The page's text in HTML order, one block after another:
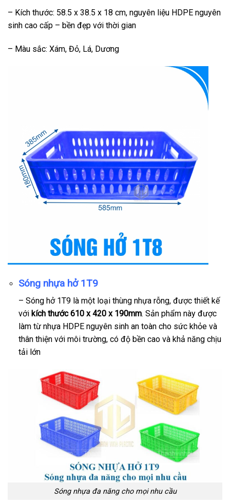
– Kích thước: 58.5 x 38.5 x 18 cm, nguyên liệu HDPE nguyên
sinh cao cấp – bền đẹp với thời gian
– Màu sắc: Xám, Đỏ, Lá, Dương
Sóng nhựa hở 1T9
– Sóng hở 1T9 là một loại thùng nhựa rỗng, được thiết kế
với kích thước 610 x 420 x 190mm. Sản phẩm này được
làm từ nhựa HDPE nguyên sinh an toàn cho sức khỏe và
thân thiện với môi trường, có độ bền cao và khả năng chịu
tải lớn
Sóng nhựa đa năng cho mọi nhu cầu